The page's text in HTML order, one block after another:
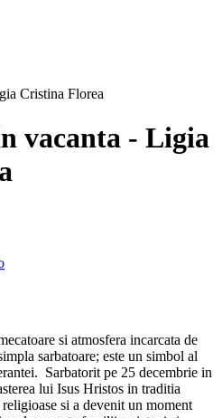
vacanta - Ligia
si atmosfera incarcata de
sarbatoare; este un simbol al
Sarbatorit pe 25 decembrie in
lui Isus Hristos in traditia
si a devenit un moment